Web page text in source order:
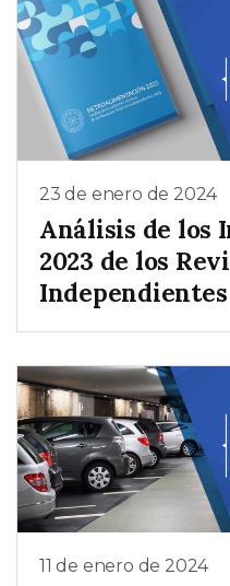
23 de enero de 2024
Análisis de los
2023 de los
Independientes
11 de enero de 2024